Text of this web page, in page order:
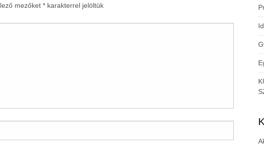
mezőket * karakterrel jelöltük